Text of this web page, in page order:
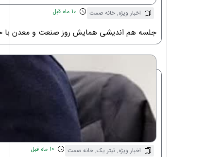
اخبار ویژه, خانه صمت 10 ماه قبل
جلسه هم اندیشی همایش روز صنعت و معدن با
اخبار ویژه, تیتر یک, خانه صمت 10 ماه قبل